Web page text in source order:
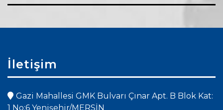
İletişim
Gazi Mahallesi GMK Bulvarı Çınar Apt. B Blok Kat:
1 No:6 Yenişehir/MERSİN